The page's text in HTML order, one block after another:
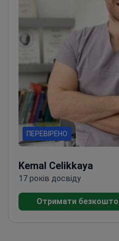
ПЕРЕВІРЕНО
Kemal Celikkaya
17 років досвіду
Отримати